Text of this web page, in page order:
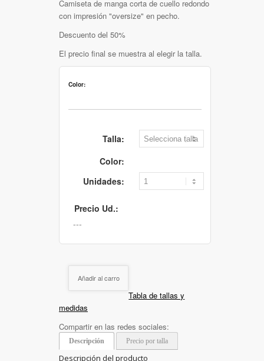
Camiseta de manga corta de cuello redondo
con impresión "oversize" en pecho.
Descuento del 50%
El precio final se muestra al elegir la talla.
Color:
Talla:
Color:
Unidades:
Precio Ud.:
Añadir al carro
Tabla de tallas y
medidas
Compartir en las redes sociales:
Descripción Precio por talla
Descripción del producto